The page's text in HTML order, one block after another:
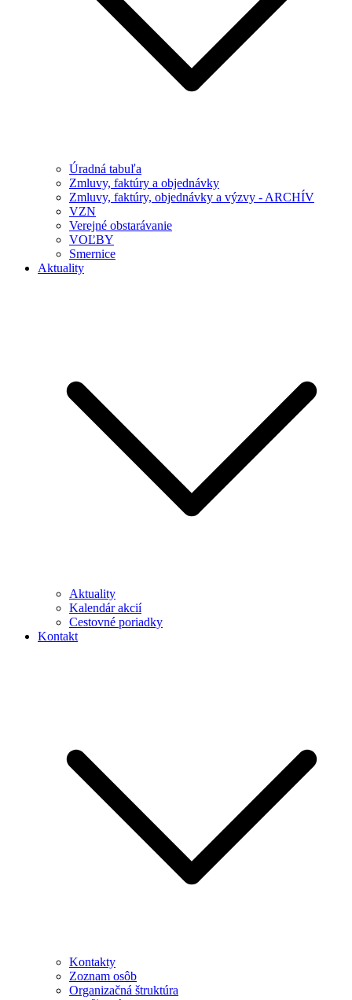
Úradná tabuľa
Zmluvy, faktúry a objednávky
Zmluvy, faktúry, objednávky a výzvy - ARCHÍV
VZN
Verejné obstarávanie
VOĽBY
Smernice
Aktuality
Aktuality
Kalendár akcií
Cestovné poriadky
Kontakt
Kontakty
Zoznam osôb
Organizačná štruktúra